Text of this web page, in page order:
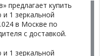
предлагает купить
1 зеркальной
в Москве по
с доставкой.
1 зеркальной